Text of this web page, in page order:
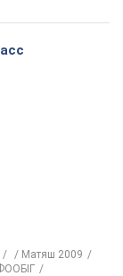
Матяш 2009